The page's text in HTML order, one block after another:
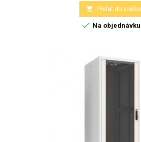
 Přidat do košíku
 Na objednávku